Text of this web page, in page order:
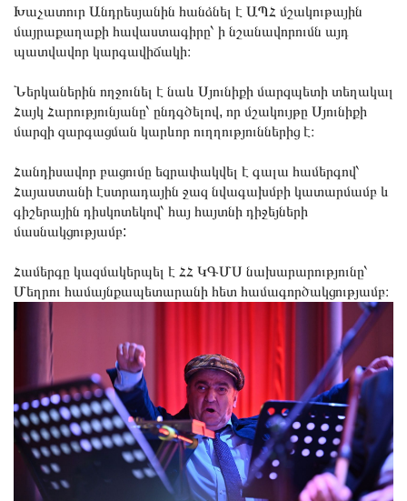
Խաչատուր Անդրեսյանին հանձնել է ԱՊՀ մշակութային
մայրաքաղաքի հավաստագիրը՝ ի նշանավորումն այդ
պատվավոր կարգավիճակի։
Ներկաներին ողջունել է նաև Սյունիքի մարզպետի տեղակալ
Հայկ Հարությունյանը՝ ընդգծելով, որ մշակույթը Սյունիքի
մարզի զարգացման կարևոր ուղղություններից է։
Հանդիսավոր բացումը եզրափակվել է գալա համերգով՝
Հայաստանի էստրադային ջազ նվագախմբի կատարմամբ և
գիշերային դիսկոտեկով՝ հայ հայտնի դիջեյների
մասնակցությամբ:
Համերգը կազմակերպել է ՀՀ ԿԳՄՍ նախարարությունը՝
Մեղրու համայնքապետարանի հետ համագործակցությամբ։